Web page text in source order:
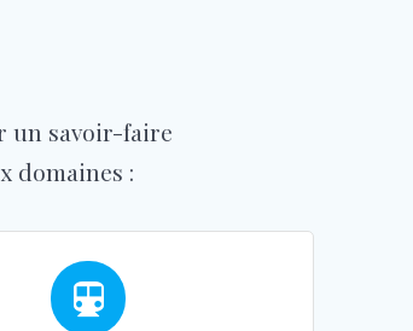
un savoir-faire
domaines :